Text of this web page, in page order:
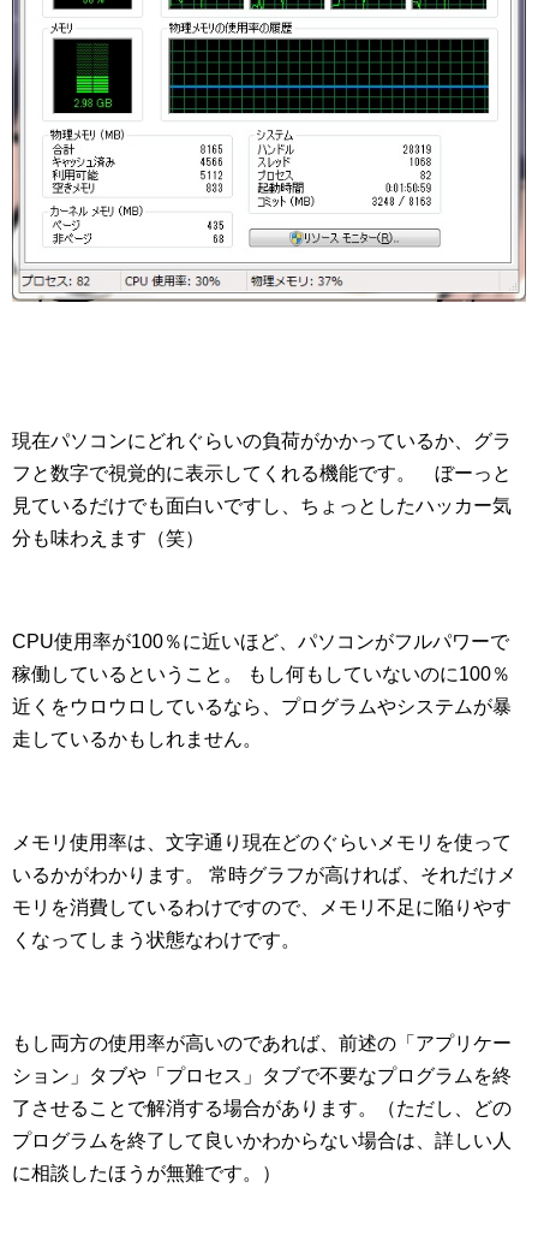
現在パソコンにどれぐらいの負荷がかかっているか、グラ
フと数字で視覚的に表示してくれる機能です。 ぼーっと
見ているだけでも面白いですし、ちょっとしたハッカー気
分も味わえます（笑）
CPU使用率が100％に近いほど、パソコンがフルパワーで
稼働しているということ。 もし何もしていないのに100％
近くをウロウロしているなら、プログラムやシステムが暴
走しているかもしれません。
メモリ使用率は、文字通り現在どのぐらいメモリを使って
いるかがわかります。 常時グラフが高ければ、それだけメ
モリを消費しているわけですので、メモリ不足に陥りやす
くなってしまう状態なわけです。
もし両方の使用率が高いのであれば、前述の「アプリケー
ション」タブや「プロセス」タブで不要なプログラムを終
了させることで解消する場合があります。（ただし、どの
プログラムを終了して良いかわからない場合は、詳しい人
に相談したほうが無難です。）